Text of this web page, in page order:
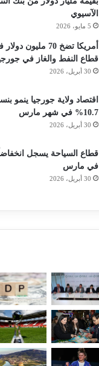
الآسيوي
5 مايو، 2026
أمريكا تضخ 70 مليون
قطاع النفط والغاز في
30 أبريل، 2026
اقتصاد ولاية جورجيا ينمو
10.7% في شهر مارس
30 أبريل، 2026
قطاع السياحة يسجل
في مارس
30 أبريل، 2026